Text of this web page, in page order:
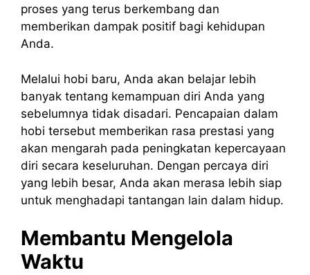
proses yang terus berkembang dan
memberikan dampak positif bagi kehidupan
Anda.
Melalui hobi baru, Anda akan belajar lebih
banyak tentang kemampuan diri Anda yang
sebelumnya tidak disadari. Pencapaian dalam
hobi tersebut memberikan rasa prestasi yang
akan mengarah pada peningkatan kepercayaan
diri secara keseluruhan. Dengan percaya diri
yang lebih besar, Anda akan merasa lebih siap
untuk menghadapi tantangan lain dalam hidup.
Membantu Mengelola
Waktu